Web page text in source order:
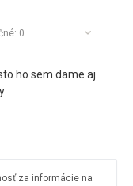
0
ho sem dame aj
za informácie na